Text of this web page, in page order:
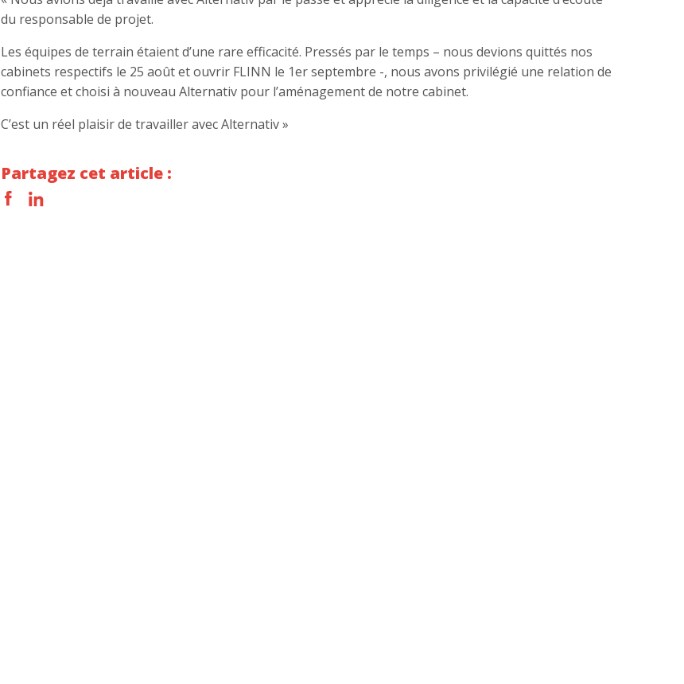
du responsable de projet.
Les équipes de terrain étaient d’une rare efficacité. Pressés par le temps – nous devions quittés nos
cabinets respectifs le 25 août et ouvrir FLINN le 1er septembre -, nous avons privilégié une relation de
confiance et choisi à nouveau Alternativ pour l’aménagement de notre cabinet.
C’est un réel plaisir de travailler avec Alternativ »
Partagez cet article :